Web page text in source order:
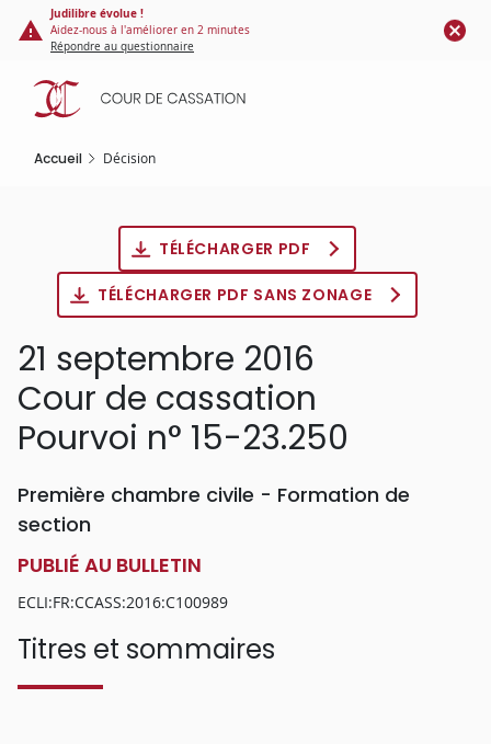
Panneau de gestion des cookies
contenu
principal
Judilibre évolue !
Aidez-nous à l'améliorer en 2 minutes
Répondre au questionnaire
Accueil Décision
TÉLÉCHARGER PDF
TÉLÉCHARGER PDF SANS ZONAGE
21 septembre 2016
Cour de cassation
Pourvoi n° 15-23.250
Première chambre civile - Formation de
section
PUBLIÉ AU BULLETIN
ECLI:FR:CCASS:2016:C100989
Titres et sommaires